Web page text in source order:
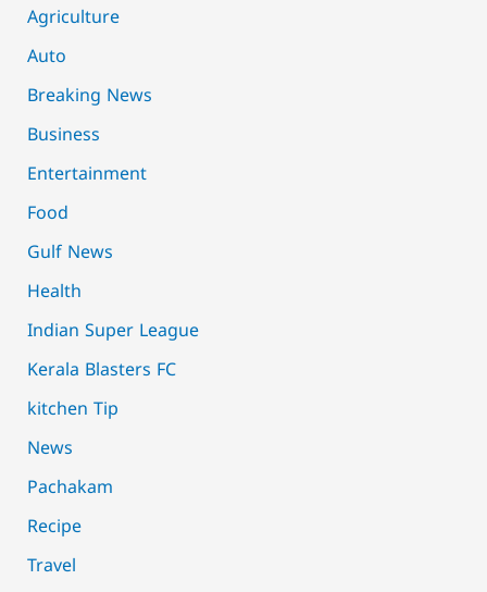
Agriculture
Auto
Breaking News
Business
Entertainment
Food
Gulf News
Health
Indian Super League
Kerala Blasters FC
kitchen Tip
News
Pachakam
Recipe
Travel